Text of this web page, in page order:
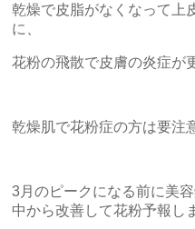
乾燥で皮脂がなくなって上
に、
花粉の飛散で皮膚の炎症が
乾燥肌で花粉症の方は要注
3月のピークになる前に美
中から改善して花粉予報し